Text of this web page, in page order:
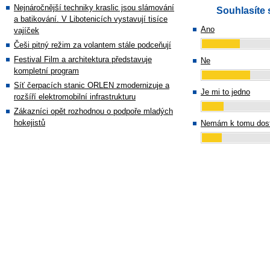
Nejnáročnější techniky kraslic jsou slámování
a batikování. V Libotenicích vystavují tisíce
vajíček
Češi pitný režim za volantem stále podceňují
Festival Film a architektura představuje
kompletní program
Síť čerpacích stanic ORLEN zmodernizuje a
rozšíří elektromobilní infrastrukturu
Zákazníci opět rozhodnou o podpoře mladých
hokejistů
Souhlasíte
Ano
Ne
Je mi to jedno
Nemám k tomu